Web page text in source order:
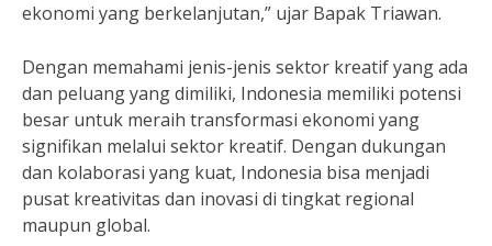
ekonomi yang berkelanjutan,” ujar Bapak Triawan.
Dengan memahami jenis-jenis sektor kreatif yang ada
dan peluang yang dimiliki, Indonesia memiliki potensi
besar untuk meraih transformasi ekonomi yang
signifikan melalui sektor kreatif. Dengan dukungan
dan kolaborasi yang kuat, Indonesia bisa menjadi
pusat kreativitas dan inovasi di tingkat regional
maupun global.